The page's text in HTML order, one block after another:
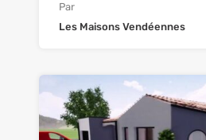
Par
Les Maisons Vendéennes